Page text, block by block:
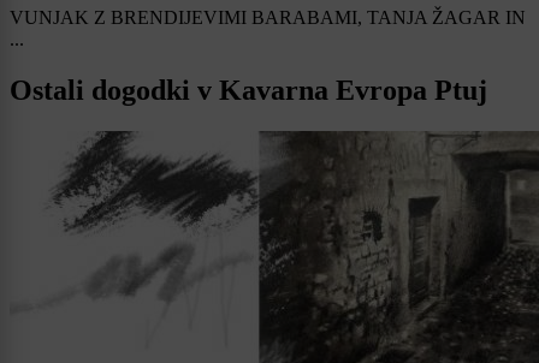
VUNJAK Z BRENDIJEVIMI BARABAMI, TANJA ŽAGAR IN
...
Ostali dogodki v Kavarna Evropa Ptuj